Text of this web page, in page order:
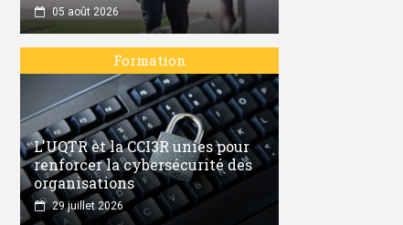
05 août 2026
Formation
L'UQTR et la CCI3R unies pour
renforcer la cybersécurité des
organisations
29 juillet 2026